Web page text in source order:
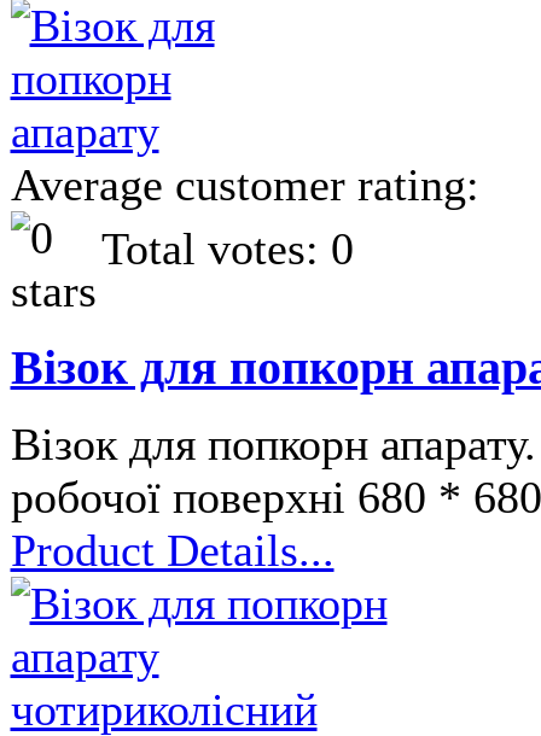
Average customer rating:
Total votes: 0
Візок для попкорн
Візок для попкорн
робочої поверхні 680 *
Product Details...